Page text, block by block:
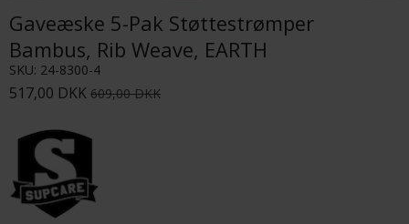
Gaveæske 5-Pak Støttestrømper
Bambus, Rib Weave, EARTH
SKU: 24-8300-4
517,00 DKK 609,00 DKK